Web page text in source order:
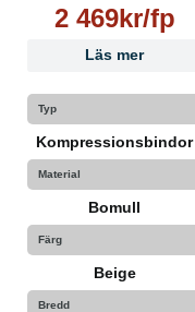
2 469kr/fp
Läs mer
Typ
Kompressionsbindor
Material
Bomull
Färg
Beige
Bredd